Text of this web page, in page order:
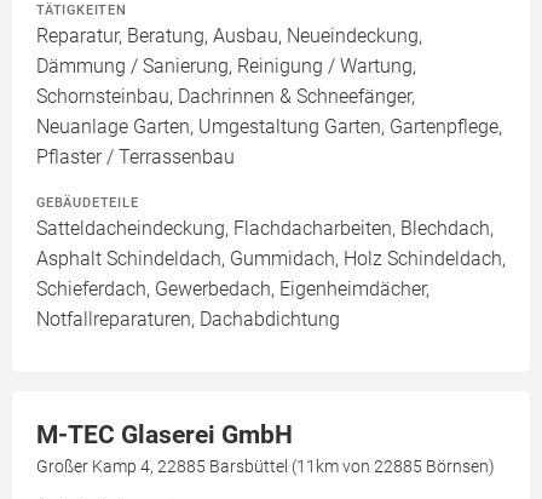
TÄTIGKEITEN
Reparatur, Beratung, Ausbau, Neueindeckung,
Dämmung / Sanierung, Reinigung / Wartung,
Schornsteinbau, Dachrinnen & Schneefänger,
Neuanlage Garten, Umgestaltung Garten, Gartenpflege,
Pflaster / Terrassenbau
GEBÄUDETEILE
Satteldacheindeckung, Flachdacharbeiten, Blechdach,
Asphalt Schindeldach, Gummidach, Holz Schindeldach,
Schieferdach, Gewerbedach, Eigenheimdächer,
Notfallreparaturen, Dachabdichtung
M-TEC Glaserei GmbH
Großer Kamp 4, 22885 Barsbüttel (11km von 22885 Börnsen)